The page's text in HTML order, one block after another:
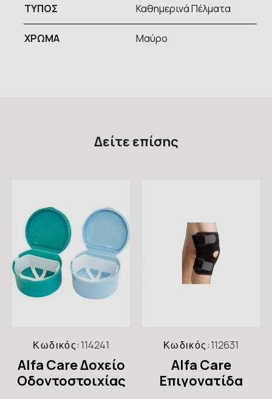
ΤΥΠOΣ Καθημερινά Πέλματα
ΧΡΩΜΑ Μαύρο
Δείτε επίσης
Κωδικός: 114241
Alfa Care Δοχείο
Οδοντοστοιχίας
Κωδικός:112631
Alfa Care
Επιγονατίδα